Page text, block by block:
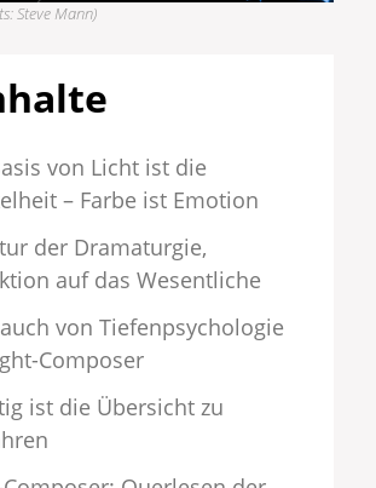
Steve Mann)
von Licht ist die
– Farbe ist Emotion
der Dramaturgie,
auf das Wesentliche
von Tiefenpsychologie
Composer
ist die Übersicht zu